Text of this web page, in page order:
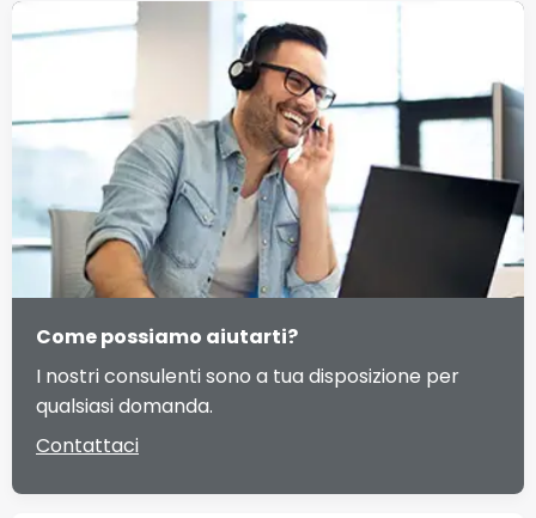
Come possiamo aiutarti?
I nostri consulenti sono a tua disposizione per
qualsiasi domanda.
Contattaci